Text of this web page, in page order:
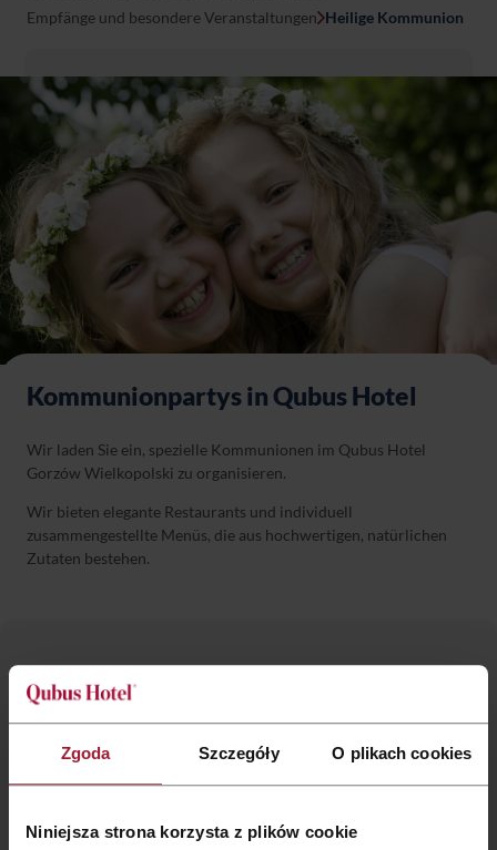
Zgoda Szczegóły O plikach cookies
Niniejsza strona korzysta z plików cookie
Empfänge und besondere Veranstaltungen Heilige Kommunion
Kommunionpartys in Qubus Hotel
Wir laden Sie ein, spezielle Kommunionen im Qubus Hotel
Gorzów Wielkopolski zu organisieren.
Wir bieten elegante Restaurants und individuell
zusammengestellte Menüs, die aus hochwertigen, natürlichen
Zutaten bestehen.
Lassen Sie uns über die Organisation
Ihrer Party sprechen!